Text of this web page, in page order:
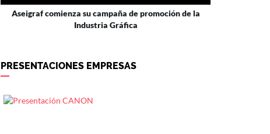
Aseigraf comienza su campaña de promoción de la
Industria Gráfica
PRESENTACIONES EMPRESAS